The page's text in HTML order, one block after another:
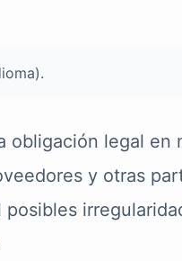
obligación legal en
y otras